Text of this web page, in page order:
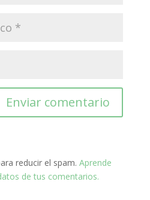
reducir el spam. Aprende
de tus comentarios.